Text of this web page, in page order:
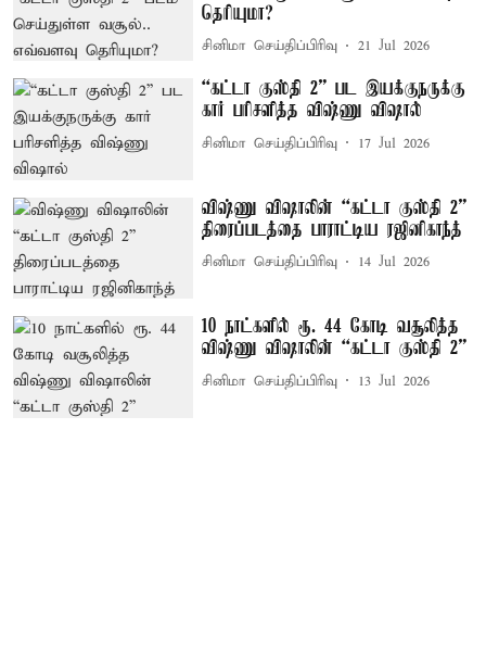
தெரியுமா?
சினிமா செய்திப்பிரிவு 21 Jul 2026
“கட்டா குஸ்தி 2” பட இயக்குநருக்கு
கார் பரிசளித்த விஷ்ணு விஷால்
சினிமா செய்திப்பிரிவு 17 Jul 2026
விஷ்ணு விஷாலின் “கட்டா குஸ்தி 2”
திரைப்படத்தை பாராட்டிய ரஜினிகாந்த்
சினிமா செய்திப்பிரிவு 14 Jul 2026
10 நாட்களில் ரூ. 44 கோடி வசூலித்த
விஷ்ணு விஷாலின் “கட்டா குஸ்தி 2”
சினிமா செய்திப்பிரிவு 13 Jul 2026